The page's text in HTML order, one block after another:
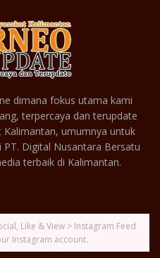
dimana fokus utama kami
terpercaya dan terupdate
umumnya untuk
Digital Nusantara Bersatu
terbaik di Kalimantan.
Like & View > Instagram Feed
Instagram account.